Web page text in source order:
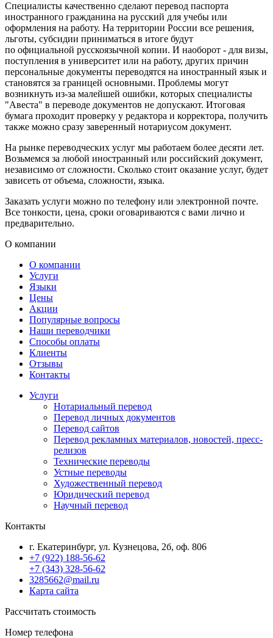
Специалисты качественно сделают перевод паспорта
иностранного гражданина на русский для учебы или
оформления на работу. На территории России все решения,
льготы, субсидии приниматься в итоге будут
по официальной русскоязычной копии. И наоборот - для визы,
поступления в университет или на работу, других причин
персональные документы переводятся на иностранный язык и
становятся за границей основными. Проблемы могут
возникнуть из-за малейшей ошибки, которых специалисты
"Авеста" в переводе документов не допускают. Итоговая
бумага проходит проверку у редактора и корректора, получить
также можно сразу заверенный нотариусом документ.
На рынке переводческих услуг мы работаем более десяти лет.
Возьмемся за любой иностранный или российский документ,
независимо от сложности. Сколько стоит оказание услуг, будет
зависеть от объема, сложности, языка.
Заказать услуги можно по телефону или электронной почте.
Все тонкости, цена, сроки оговариваются с вами лично и
предварительно.
О компании
О компании
Услуги
Языки
Цены
Акции
Популярные вопросы
Наши переводчики
Способы оплаты
Клиенты
Отзывы
Контакты
Услуги
Нотариальный перевод
Перевод личных документов
Перевод сайтов
Перевод рекламных материалов, новостей, пресс-
релизов
Технические переводы
Устные переводы
Художественный перевод
Юридический перевод
Научный перевод
Контакты
г. Екатеринбург, ул. Кузнецова, 2б, оф. 806
+7 (922) 188-56-62
+7 (343) 328-56-62
3285662@mail.ru
Карта сайта
Рассчитать стоимость
Номер телефона